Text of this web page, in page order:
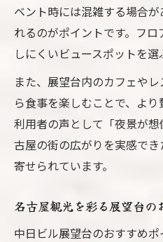
り
地下経由で名古屋
由
ベント時には混雑する場合
れるのがポイントです。フ
しにくいビュースポットを選
また、展望台内のカフェや
ら食事を楽しむことで、より
利用者の声として「夜景が
古屋の街の広がりを実感で
寄せられています。
名古屋観光を彩る展望台の
中日ビル展望台のおすすめ